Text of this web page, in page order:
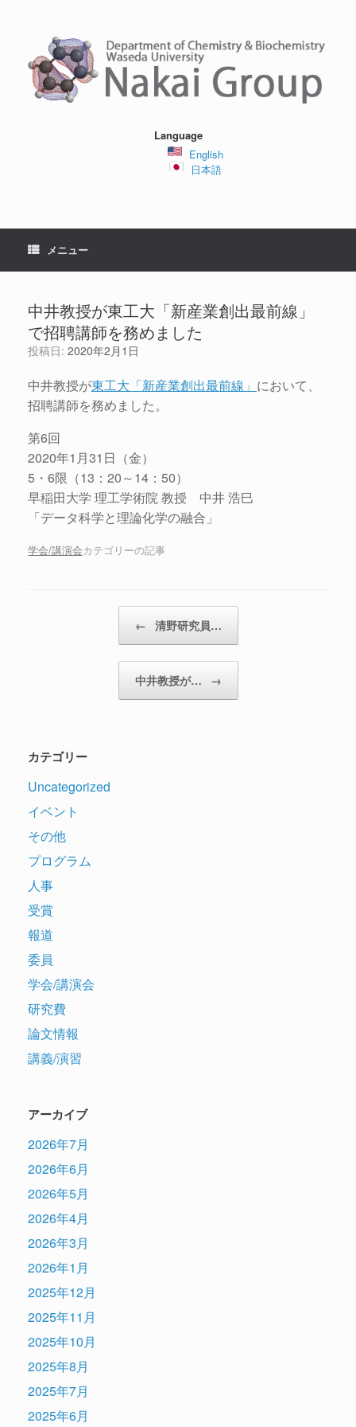
Language
English
日本語
メニュー
中井教授が東工大「新産業創出最前線」
で招聘講師を務めました
投稿日: 2020年2月1日
中井教授が東工大「新産業創出最前線」 において、
招聘講師を務めました。
第6回
2020年1月31日（金）
5・6限（13：20～14：50）
早稲田大学 理工学術院 教授 中井 浩巳
「データ科学と理論化学の融合」
学会/講演会カテゴリーの記事
← 清野研究員…
中井教授が… →
カテゴリー
Uncategorized
イベント
その他
プログラム
人事
受賞
報道
委員
学会/講演会
研究費
論文情報
講義/演習
アーカイブ
2026年7月
2026年6月
2026年5月
2026年4月
2026年3月
2026年1月
2025年12月
2025年11月
2025年10月
2025年8月
2025年7月
2025年6月